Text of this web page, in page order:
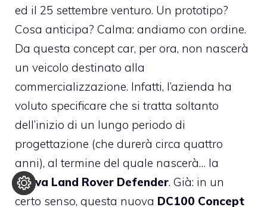
ed il 25 settembre venturo. Un prototipo?
Cosa anticipa? Calma: andiamo con ordine.
Da questa concept car, per ora, non nascerà
un veicolo destinato alla
commercializzazione. Infatti, l’azienda ha
voluto specificare che si tratta soltanto
dell’inizio di un lungo periodo di
progettazione (che durerà circa quattro
anni), al termine del quale nascerà… la
nuova Land Rover Defender. Già: in un
certo senso, questa nuova DC100 Concept